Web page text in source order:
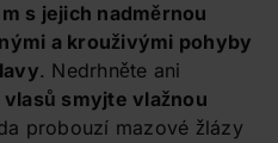
s jejich nadměrnou
a krouživými pohyby
. Nedrhněte ani
vlasů smyjte vlažnou
probouzí mazové žlázy